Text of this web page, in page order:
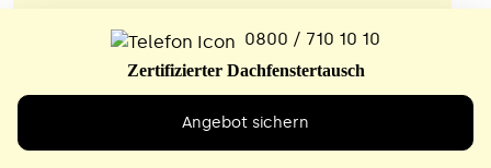
Nach dem völlig überzogenen
Kostenvoranschlag eines örtlichen
Dachdeckerbetriebs hat sich der Meister,
vielleicht wegen kritischer Rückfragen,
nicht mehr gemeldet. Bei unserem
0800 / 710 10 10
Zertifizierter Dachfenstertausch
Angebot sichern